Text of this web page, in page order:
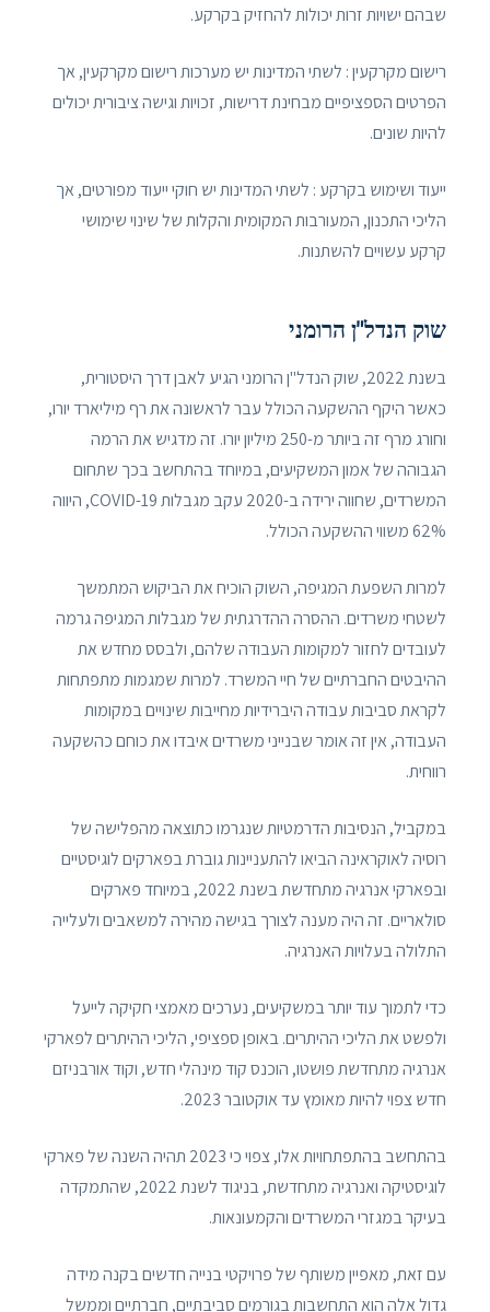
שבהם ישויות זרות יכולות להחזיק בקרקע.
רישום מקרקעין : לשתי המדינות יש מערכות רישום מקרקעין, אך
הפרטים הספציפיים מבחינת דרישות, זכויות וגישה ציבורית יכולים
להיות שונים.
ייעוד ושימוש בקרקע : לשתי המדינות יש חוקי ייעוד מפורטים, אך
הליכי התכנון, המעורבות המקומית והקלות של שינוי שימושי
קרקע עשויים להשתנות.
שוק הנדל"ן הרומני
בשנת 2022, שוק הנדל"ן הרומני הגיע לאבן דרך היסטורית,
כאשר היקף ההשקעה הכולל עבר לראשונה את רף מיליארד יורו,
וחורג מרף זה ביותר מ-250 מיליון יורו. זה מדגיש את הרמה
הגבוהה של אמון המשקיעים, במיוחד בהתחשב בכך שתחום
המשרדים, שחווה ירידה ב-2020 עקב מגבלות COVID-19, היווה
62% משווי ההשקעה הכולל.
למרות השפעת המגיפה, השוק הוכיח את הביקוש המתמשך
לשטחי משרדים. ההסרה ההדרגתית של מגבלות המגיפה גרמה
לעובדים לחזור למקומות העבודה שלהם, ולבסס מחדש את
ההיבטים החברתיים של חיי המשרד. למרות שמגמות מתפתחות
לקראת סביבות עבודה היברידיות מחייבות שינויים במקומות
העבודה, אין זה אומר שבנייני משרדים איבדו את כוחם כהשקעה
רווחית.
במקביל, הנסיבות הדרמטיות שנגרמו כתוצאה מהפלישה של
רוסיה לאוקראינה הביאו להתעניינות גוברת בפארקים לוגיסטיים
ובפארקי אנרגיה מתחדשת בשנת 2022, במיוחד פארקים
סולאריים. זה היה מענה לצורך בגישה מהירה למשאבים ולעלייה
התלולה בעלויות האנרגיה.
כדי לתמוך עוד יותר במשקיעים, נערכים מאמצי חקיקה לייעל
ולפשט את הליכי ההיתרים. באופן ספציפי, הליכי ההיתרים לפארקי
אנרגיה מתחדשת פושטו, הוכנס קוד מינהלי חדש, וקוד אורבניזם
חדש צפוי להיות מאומץ עד אוקטובר 2023.
בהתחשב בהתפתחויות אלו, צפוי כי 2023 תהיה השנה של פארקי
לוגיסטיקה ואנרגיה מתחדשת, בניגוד לשנת 2022, שהתמקדה
בעיקר במגזרי המשרדים והקמעונאות.
עם זאת, מאפיין משותף של פרויקטי בנייה חדשים בקנה מידה
גדול אלה הוא התחשבות בגורמים סביבתיים, חברתיים וממשל